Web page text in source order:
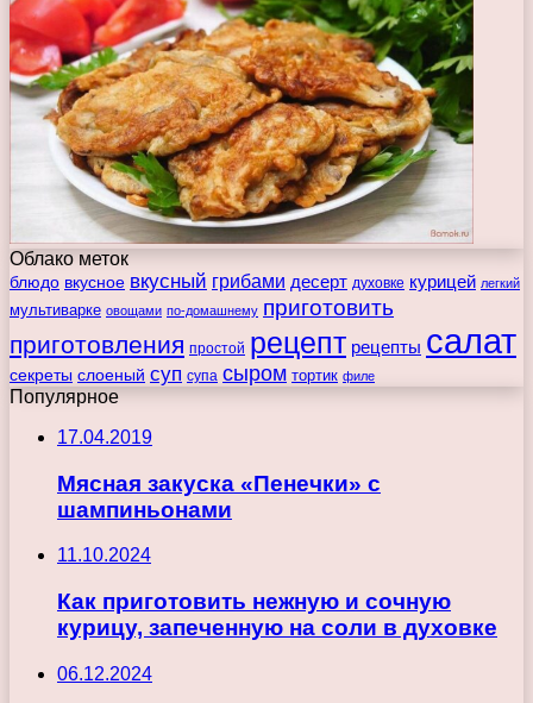
Облако меток
блюдо вкусное вкусный грибами десерт духовке курицей легкий
мультиварке овощами по-домашнему приготовить
приготовления простой рецепт рецепты салат
секреты слоеный суп супа сыром тортик филе
Популярное
17.04.2019
Мясная закуска «Пенечки» с
шампиньонами
11.10.2024
Как приготовить нежную и сочную
курицу, запеченную на соли в духовке
06.12.2024